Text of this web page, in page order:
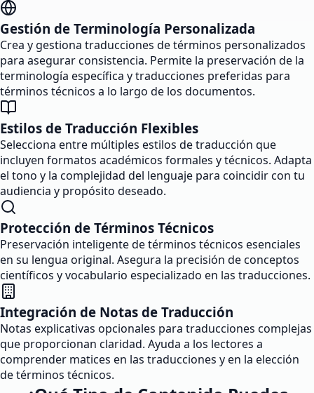
Gestión de Terminología Personalizada
Crea y gestiona traducciones de términos personalizados
para asegurar consistencia. Permite la preservación de la
terminología específica y traducciones preferidas para
términos técnicos a lo largo de los documentos.
Estilos de Traducción Flexibles
Selecciona entre múltiples estilos de traducción que
incluyen formatos académicos formales y técnicos. Adapta
el tono y la complejidad del lenguaje para coincidir con tu
audiencia y propósito deseado.
Protección de Términos Técnicos
Preservación inteligente de términos técnicos esenciales
en su lengua original. Asegura la precisión de conceptos
científicos y vocabulario especializado en las traducciones.
Integración de Notas de Traducción
Notas explicativas opcionales para traducciones complejas
que proporcionan claridad. Ayuda a los lectores a
comprender matices en las traducciones y en la elección
de términos técnicos.